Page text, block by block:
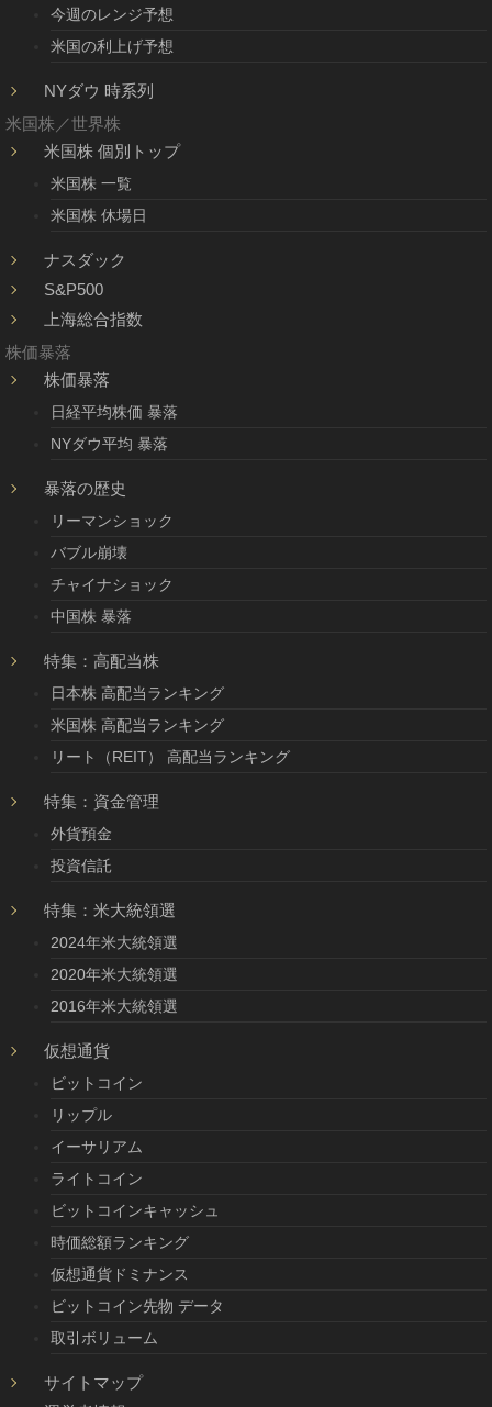
今週のレンジ予想
米国の利上げ予想
NYダウ 時系列
米国株／世界株
米国株 個別トップ
米国株 一覧
米国株 休場日
ナスダック
S&P500
上海総合指数
株価暴落
株価暴落
日経平均株価 暴落
NYダウ平均 暴落
暴落の歴史
リーマンショック
バブル崩壊
チャイナショック
中国株 暴落
特集：高配当株
日本株 高配当ランキング
米国株 高配当ランキング
リート（REIT） 高配当ランキング
特集：資金管理
外貨預金
投資信託
特集：米大統領選
2024年米大統領選
2020年米大統領選
2016年米大統領選
仮想通貨
ビットコイン
リップル
イーサリアム
ライトコイン
ビットコインキャッシュ
時価総額ランキング
仮想通貨ドミナンス
ビットコイン先物 データ
取引ボリューム
サイトマップ